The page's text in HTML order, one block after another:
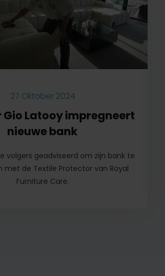
27 Oktober 2024
Gio Latooy impregneert
nieuwe bank
volgers geadviseerd om zijn bank te
met de Textile Protector van Royal
Furniture Care.